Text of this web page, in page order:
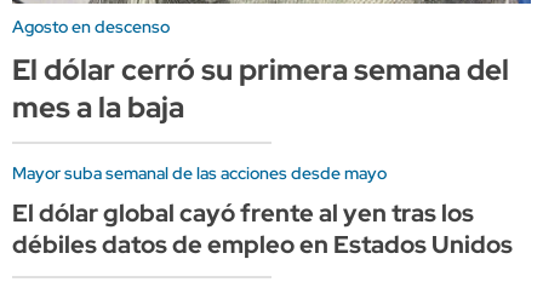
Agosto en descenso
El dólar cerró su primera semana del
mes a la baja
Mayor suba semanal de las acciones desde mayo
El dólar global cayó frente al yen tras los
débiles datos de empleo en Estados Unidos